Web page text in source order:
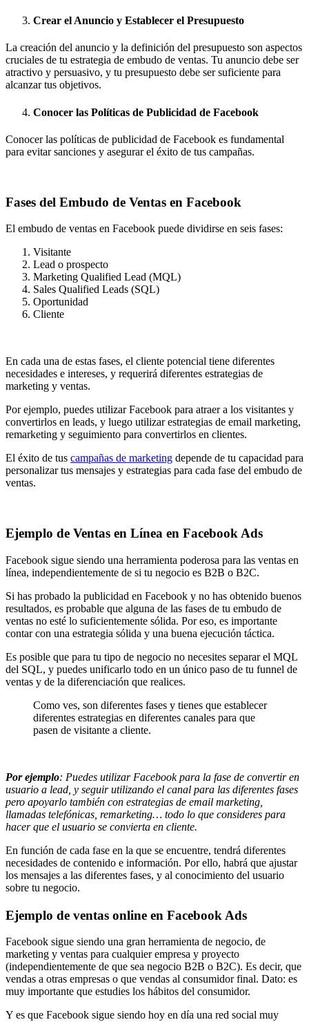
Crear el Anuncio y Establecer el Presupuesto
La creación del anuncio y la definición del presupuesto son aspectos
cruciales de tu estrategia de embudo de ventas. Tu anuncio debe ser
atractivo y persuasivo, y tu presupuesto debe ser suficiente para
alcanzar tus objetivos.
Conocer las Políticas de Publicidad de Facebook
Conocer las políticas de publicidad de Facebook es fundamental
para evitar sanciones y asegurar el éxito de tus campañas.
Fases del Embudo de Ventas en Facebook
El embudo de ventas en Facebook puede dividirse en seis fases:
Visitante
Lead o prospecto
Marketing Qualified Lead (MQL)
Sales Qualified Leads (SQL)
Oportunidad
Cliente
En cada una de estas fases, el cliente potencial tiene diferentes
necesidades e intereses, y requerirá diferentes estrategias de
marketing y ventas.
Por ejemplo, puedes utilizar Facebook para atraer a los visitantes y
convertirlos en leads, y luego utilizar estrategias de email marketing,
remarketing y seguimiento para convertirlos en clientes.
El éxito de tus campañas de marketing depende de tu capacidad para
personalizar tus mensajes y estrategias para cada fase del embudo de
ventas.
Ejemplo de Ventas en Línea en Facebook Ads
Facebook sigue siendo una herramienta poderosa para las ventas en
línea, independientemente de si tu negocio es B2B o B2C.
Si has probado la publicidad en Facebook y no has obtenido buenos
resultados, es probable que alguna de las fases de tu embudo de
ventas no esté lo suficientemente sólida. Por eso, es importante
contar con una estrategia sólida y una buena ejecución táctica.
Es posible que para tu tipo de negocio no necesites separar el MQL
del SQL, y puedes unificarlo todo en un único paso de tu funnel de
ventas y de la diferenciación que realices.
Como ves, son diferentes fases y tienes que establecer
diferentes estrategias en diferentes canales para que
pasen de visitante a cliente.
Por ejemplo: Puedes utilizar Facebook para la fase de convertir en
usuario a lead, y seguir utilizando el canal para las diferentes fases
pero apoyarlo también con estrategias de email marketing,
llamadas telefónicas, remarketing… todo lo que consideres para
hacer que el usuario se convierta en cliente.
En función de cada fase en la que se encuentre, tendrá diferentes
necesidades de contenido e información. Por ello, habrá que ajustar
los mensajes a las diferentes fases, y al conocimiento del usuario
sobre tu negocio.
Ejemplo de ventas online en Facebook Ads
Facebook sigue siendo una gran herramienta de negocio, de
marketing y ventas para cualquier empresa y proyecto
(independientemente de que sea negocio B2B o B2C). Es decir, que
vendas a otras empresas o que vendas al consumidor final. Dato: es
muy importante que estudies los hábitos del consumidor.
Y es que Facebook sigue siendo hoy en día una red social muy